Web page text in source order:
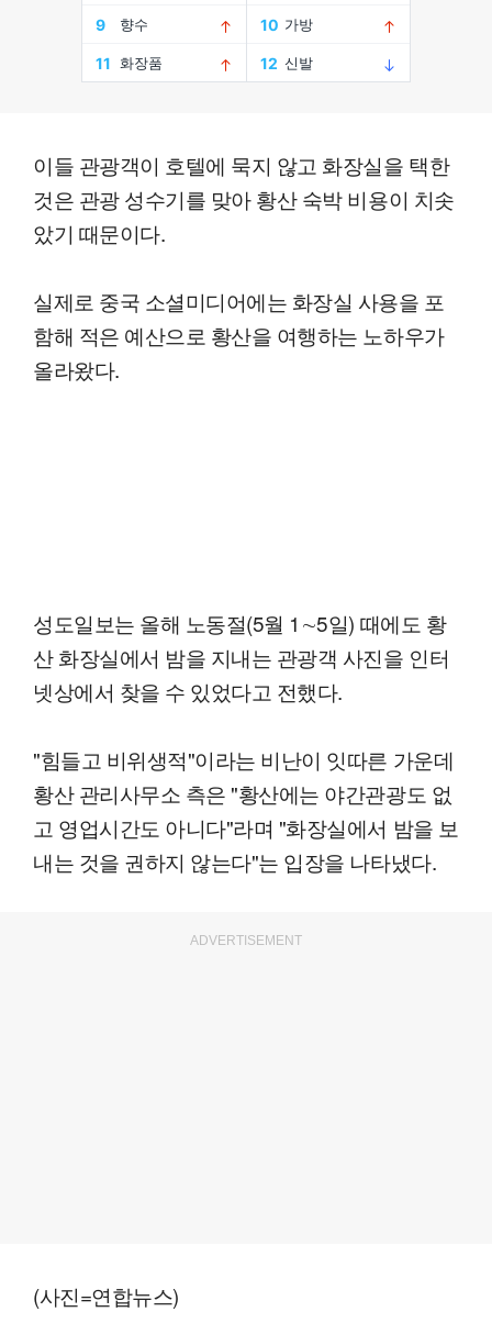
이들 관광객이 호텔에 묵지 않고 화장실을 택한
것은 관광 성수기를 맞아 황산 숙박 비용이 치솟
았기 때문이다.
실제로 중국 소셜미디어에는 화장실 사용을 포
함해 적은 예산으로 황산을 여행하는 노하우가
올라왔다.
성도일보는 올해 노동절(5월 1∼5일) 때에도 황
산 화장실에서 밤을 지내는 관광객 사진을 인터
넷상에서 찾을 수 있었다고 전했다.
"힘들고 비위생적"이라는 비난이 잇따른 가운데
황산 관리사무소 측은 "황산에는 야간관광도 없
고 영업시간도 아니다"라며 "화장실에서 밤을 보
내는 것을 권하지 않는다"는 입장을 나타냈다.
ADVERTISEMENT
(사진=연합뉴스)